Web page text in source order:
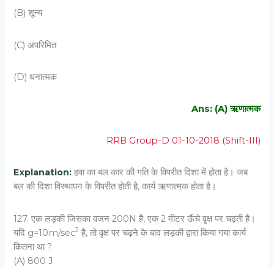
(B) शून्‍य
(C) अपरिमित
(D) धनात्‍मक
Ans: (A) ऋणात्‍मक
RRB Group-D 01-10-2018 (Shift-III)
Explanation: हवा का बल कार की गति के विपरीत दिशा में होता है। जब
बल की दिशा विस्थापन के विपरीत होती है, कार्य ऋणात्मक होता है।
127. एक लड़की जिसका वजन 200N है, एक 2 मीटर ऊँचे वृ्क्ष पर चढ़ती है।
यदि g=10m/sec2 है, तो वृक्ष पर चढ़ने के बाद लड़की द्वारा किया गया कार्य
कितना था ?
(A) 800 J